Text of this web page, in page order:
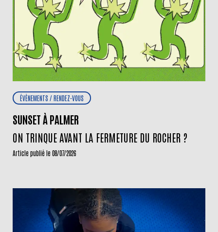
ÉVÈNEMENTS / RENDEZ-VOUS
SUNSET À PALMER
ON TRINQUE AVANT LA FERMETURE DU ROCHER ?
Article publié le 08/07/2026